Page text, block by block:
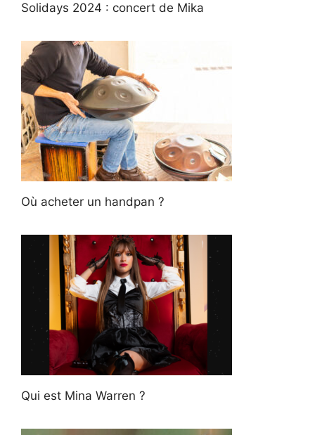
Solidays 2024 : concert de Mika
Où acheter un handpan ?
Qui est Mina Warren ?